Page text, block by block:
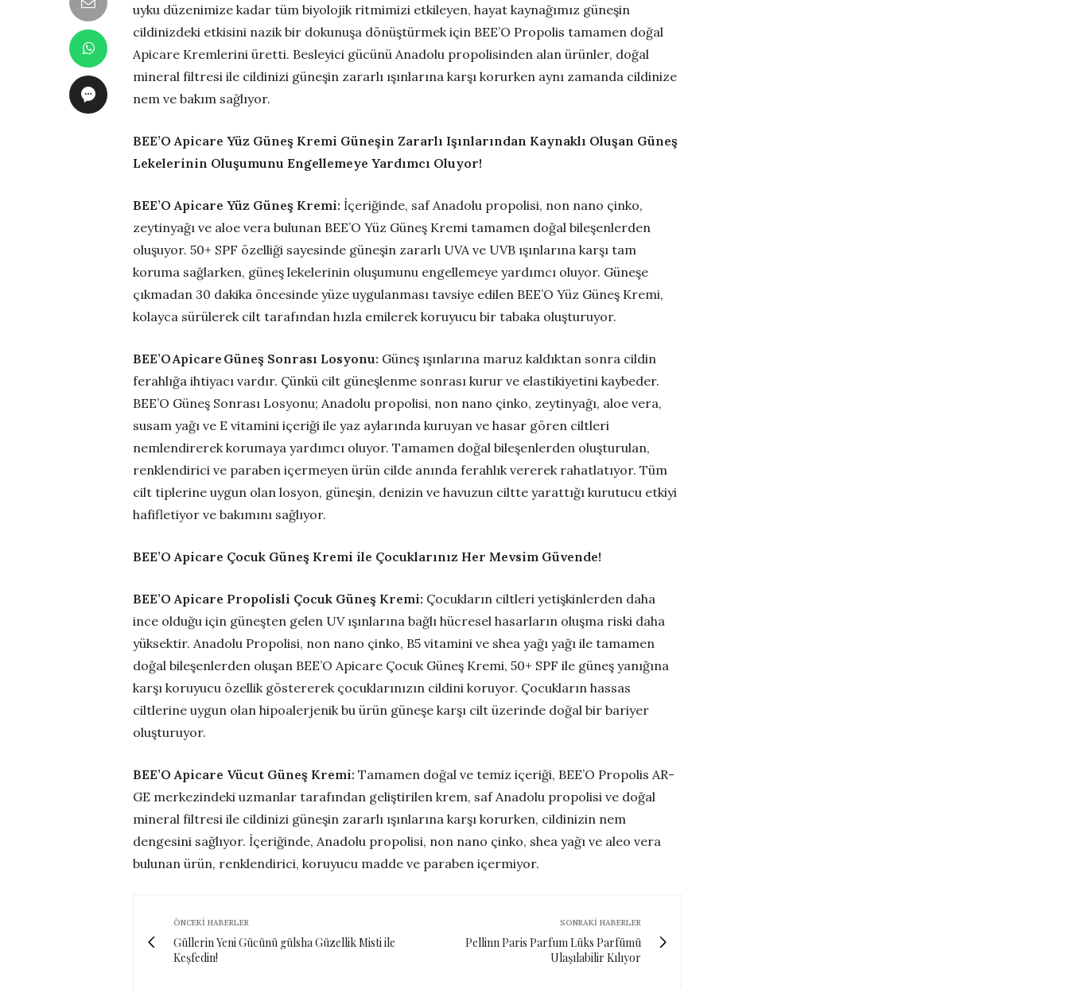
uyku düzenimize kadar tüm biyolojik ritmimizi etkileyen, hayat kaynağımız güneşin
cildinizdeki etkisini nazik bir dokunuşa dönüştürmek için BEE’O Propolis tamamen doğal
Apicare Kremlerini üretti. Besleyici gücünü Anadolu propolisinden alan ürünler, doğal
mineral filtresi ile cildinizi güneşin zararlı ışınlarına karşı korurken aynı zamanda cildinize
nem ve bakım sağlıyor.
BEE’O Apicare Yüz Güneş Kremi Güneşin Zararlı Işınlarından Kaynaklı Oluşan Güneş
Lekelerinin Oluşumunu Engellemeye Yardımcı Oluyor!
BEE’O Apicare Yüz Güneş Kremi: İçeriğinde, saf Anadolu propolisi, non nano çinko,
zeytinyağı ve aloe vera bulunan BEE’O Yüz Güneş Kremi tamamen doğal bileşenlerden
oluşuyor. 50+ SPF özelliği sayesinde güneşin zararlı UVA ve UVB ışınlarına karşı tam
koruma sağlarken, güneş lekelerinin oluşumunu engellemeye yardımcı oluyor. Güneşe
çıkmadan 30 dakika öncesinde yüze uygulanması tavsiye edilen BEE’O Yüz Güneş Kremi,
kolayca sürülerek cilt tarafından hızla emilerek koruyucu bir tabaka oluşturuyor.
BEE’O Apicare Güneş Sonrası Losyonu: Güneş ışınlarına maruz kaldıktan sonra cildin
ferahlığa ihtiyacı vardır. Çünkü cilt güneşlenme sonrası kurur ve elastikiyetini kaybeder.
BEE’O Güneş Sonrası Losyonu; Anadolu propolisi, non nano çinko, zeytinyağı, aloe vera,
susam yağı ve E vitamini içeriği ile yaz aylarında kuruyan ve hasar gören ciltleri
nemlendirerek korumaya yardımcı oluyor. Tamamen doğal bileşenlerden oluşturulan,
renklendirici ve paraben içermeyen ürün cilde anında ferahlık vererek rahatlatıyor. Tüm
cilt tiplerine uygun olan losyon, güneşin, denizin ve havuzun ciltte yarattığı kurutucu etkiyi
hafifletiyor ve bakımını sağlıyor.
BEE’O Apicare Çocuk Güneş Kremi ile Çocuklarınız Her Mevsim Güvende!
BEE’O Apicare Propolisli Çocuk Güneş Kremi: Çocukların ciltleri yetişkinlerden daha
ince olduğu için güneşten gelen UV ışınlarına bağlı hücresel hasarların oluşma riski daha
yüksektir. Anadolu Propolisi, non nano çinko, B5 vitamini ve shea yağı yağı ile tamamen
doğal bileşenlerden oluşan BEE’O Apicare Çocuk Güneş Kremi, 50+ SPF ile güneş yanığına
karşı koruyucu özellik göstererek çocuklarınızın cildini koruyor. Çocukların hassas
ciltlerine uygun olan hipoalerjenik bu ürün güneşe karşı cilt üzerinde doğal bir bariyer
oluşturuyor.
BEE’O Apicare Vücut Güneş Kremi: Tamamen doğal ve temiz içeriği, BEE’O Propolis AR-
GE merkezindeki uzmanlar tarafından geliştirilen krem, saf Anadolu propolisi ve doğal
mineral filtresi ile cildinizi güneşin zararlı ışınlarına karşı korurken, cildinizin nem
dengesini sağlıyor. İçeriğinde, Anadolu propolisi, non nano çinko, shea yağı ve aleo vera
bulunan ürün, renklendirici, koruyucu madde ve paraben içermiyor.
ÖNCEKI HABERLER
Güllerin Yeni Gücünü gülsha Güzellik Misti ile
Keşfedin!
SONRAKI HABERLER
Pellinn Paris Parfum Lüks Parfümü
Ulaşılabilir Kılıyor